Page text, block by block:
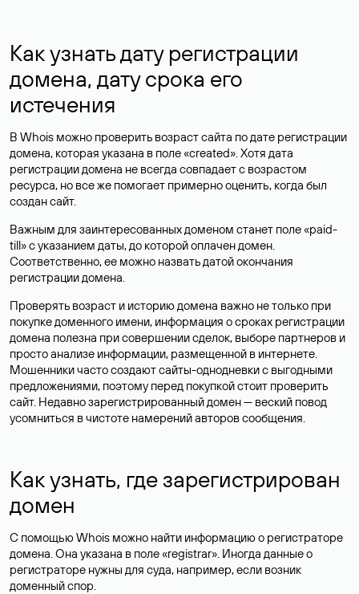
Как узнать дату регистрации
домена, дату срока его
истечения
В Whois можно проверить возраст сайта по дате регистрации
домена, которая указана в поле «created». Хотя дата
регистрации домена не всегда совпадает с возрастом
ресурса, но все же помогает примерно оценить, когда был
создан сайт.
Важным для заинтересованных доменом станет поле «paid-
till» с указанием даты, до которой оплачен домен.
Соответственно, ее можно назвать датой окончания
регистрации домена.
Проверять возраст и историю домена важно не только при
покупке доменного имени, информация о сроках регистрации
домена полезна при совершении сделок, выборе партнеров и
просто анализе информации, размещенной в интернете.
Мошенники часто создают сайты-однодневки с выгодными
предложениями, поэтому перед покупкой стоит проверить
сайт. Недавно зарегистрированный домен — веский повод
усомниться в чистоте намерений авторов сообщения.
Как узнать, где зарегистрирован
домен
С помощью Whois можно найти информацию о регистраторе
домена. Она указана в поле «registrar». Иногда данные о
регистраторе нужны для суда, например, если возник
доменный спор.